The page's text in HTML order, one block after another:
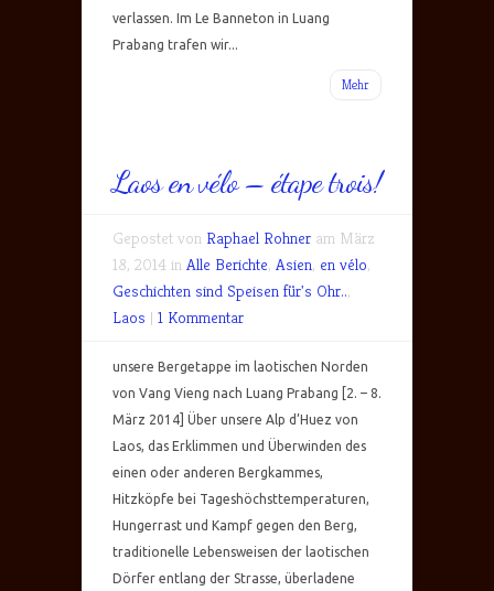
verlassen. Im Le Banneton in Luang
Prabang trafen wir...
Mehr
Laos en vélo – étape trois!
Gepostet von Raphael Rohner am März
18, 2014 in Alle Berichte, Asien, en vélo,
Geschichten sind Speisen für's Ohr..,
Laos | 1 Kommentar
unsere Bergetappe im laotischen Norden
von Vang Vieng nach Luang Prabang [2. – 8.
März 2014] Über unsere Alp d’Huez von
Laos, das Erklimmen und Überwinden des
einen oder anderen Bergkammes,
Hitzköpfe bei Tageshöchsttemperaturen,
Hungerrast und Kampf gegen den Berg,
traditionelle Lebensweisen der laotischen
Dörfer entlang der Strasse, überladene